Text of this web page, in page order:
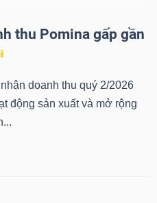
thu Pomina gấp gần
doanh thu quý 2/2026
động sản xuất và mở rộng